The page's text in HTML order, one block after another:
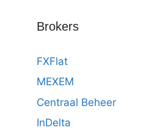
Brokers
FXFlat
MEXEM
Centraal Beheer
InDelta